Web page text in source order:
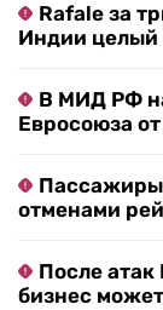
Rafale за
Индии целый
В МИД РФ
Евросоюза
Пассажиры
отменами
После
бизнес